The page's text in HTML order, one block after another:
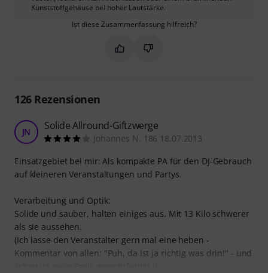
Kunststoffgehäuse bei hoher Lautstärke.
Ist diese Zusammenfassung hilfreich?
Markieren Sie diese
Markieren Sie diese
126Rezensionen
JN Solide Allround-Giftzwerge
Johannes N. 186 18.07.2013
Einsatzgebiet bei mir: Als kompakte PA für den DJ-Gebrauch
auf kleineren Veranstaltungen und Partys.
Verarbeitung und Optik:
Solide und sauber, halten einiges aus. Mit 13 Kilo schwerer
als sie aussehen.
(Ich lasse den Veranstalter gern mal eine heben -
Kommentar von allen: "Puh, da ist ja richtig was drin!" - und